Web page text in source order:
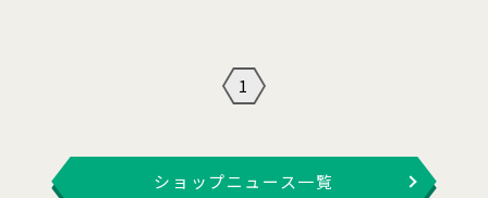
1
ショップニュース一覧